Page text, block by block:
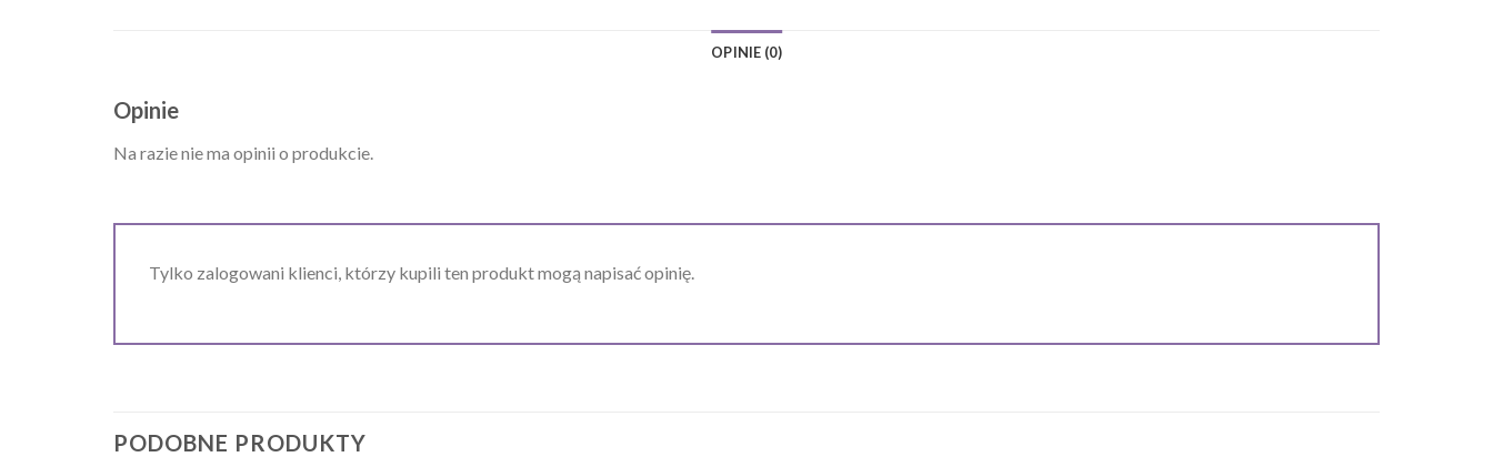
OPINIE (0)
Opinie
Na razie nie ma opinii o produkcie.
Tylko zalogowani klienci, którzy kupili ten produkt mogą napisać opinię.
PODOBNE PRODUKTY